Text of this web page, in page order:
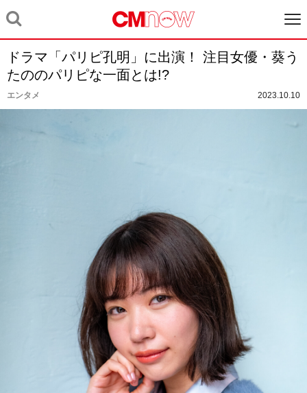
ドラマ「パリピ孔明」に出演！ 注目女優・葵う
たののパリピな一面とは!?
エンタメ 2023.10.10